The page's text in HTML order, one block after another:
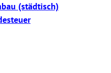
(städtisch)